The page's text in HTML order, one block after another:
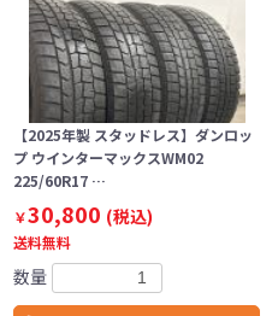
【2025年製 スタッドレス】ダンロッ
プ ウインターマックスWM02
225/60R17 …
￥30,800 (税込)
送料無料
数量